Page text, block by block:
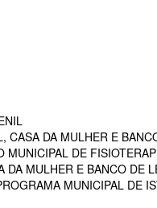
CASA DA MULHER E
DE
DA MULHER E BANCO DE
MUNICIPAL DE